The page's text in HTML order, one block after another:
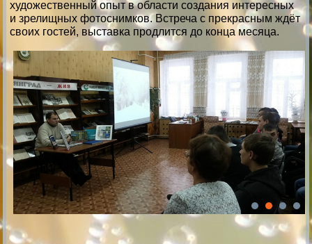
художественный опыт в области создания интересных
и зрелищных фотоснимков. Встреча с прекрасным ждёт
своих гостей, выставка продлится до конца месяца.